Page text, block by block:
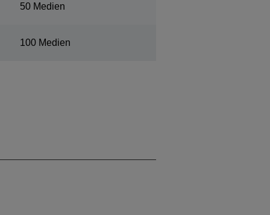
50 Medien
100 Medien